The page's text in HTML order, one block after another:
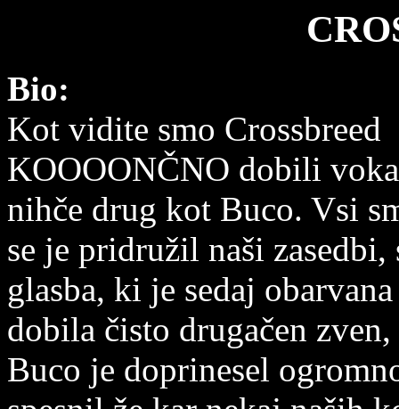
Bio:
Kot vidite smo Crossbreed
KOOOONČNO dobili
nihče drug kot Buco. Vsi
se je pridružil naši zasedbi,
glasba, ki je sedaj
dobila čisto drugačen
Buco je doprinesel